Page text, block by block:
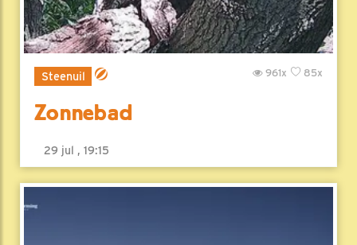
Steenuil 85x
961x
Zonnebad
29 jul , 19:15